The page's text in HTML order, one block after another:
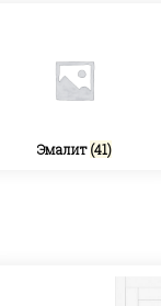
Эмалит(41)